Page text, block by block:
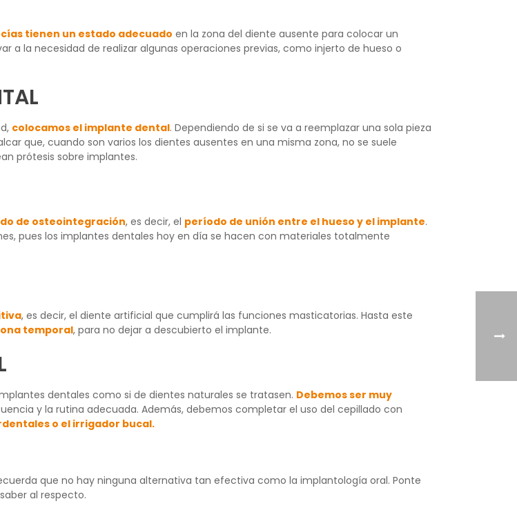
tienen un estado adecuado en la zona del diente ausente para colocar un
a la necesidad de realizar algunas operaciones previas, como injerto de hueso o
colocamos el implante dental. Dependiendo de si se va a reemplazar una sola pieza
que, cuando son varios los dientes ausentes en una misma zona, no se suele
prótesis sobre implantes.
de osteointegración, es decir, el período de unión entre el hueso y el implante.
pues los implantes dentales hoy en día se hacen con materiales totalmente
, es decir, el diente artificial que cumplirá las funciones masticatorias. Hasta este
temporal, para no dejar a descubierto el implante.
dentales como si de dientes naturales se tratasen. Debemos ser muy
y la rutina adecuada. Además, debemos completar el uso del cepillado con
o el irrigador bucal.
que no hay ninguna alternativa tan efectiva como la implantología oral. Ponte
al respecto.